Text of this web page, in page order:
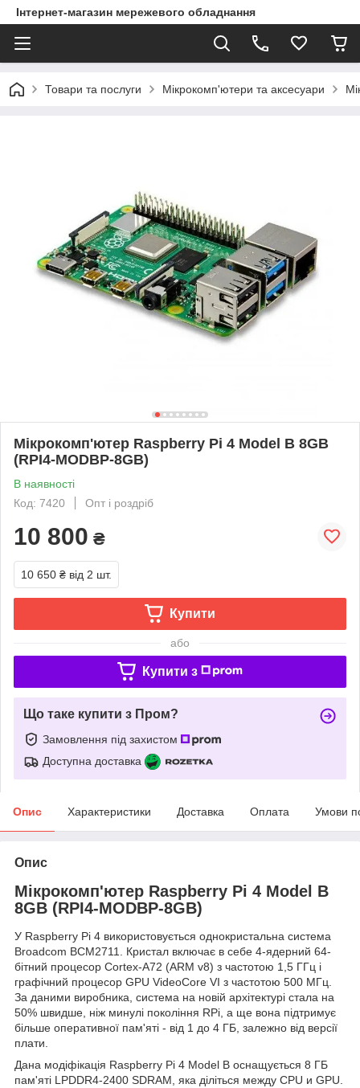
Інтернет-магазин мережевого обладнання
Товари та послуги Мікрокомп'ютери та аксесуари
Мікрокомп'ютер Raspberry Pi 4 Model B 8GB
(RPI4-MODBP-8GB)
В наявності
Код: 7420
Опт і роздріб
10 800 ₴
10 650 ₴ від 2 шт.
Купити
або
Купити з
Що таке купити з Пром?
Замовлення під захистом
Доступна доставка
Опис Характеристики Доставка Оплата Умови
Опис
Мікрокомп'ютер Raspberry Pi 4 Model B
8GB (RPI4-MODBP-8GB)
У Raspberry Pi 4 використовується однокристальна система
Broadcom BCM2711. Кристал включає в себе 4-ядерний 64-
бітний процесор Cortex-A72 (ARM v8) з частотою 1,5 ГГц і
графічний процесор GPU VideoCore VI з частотою 500 МГц.
За даними виробника, система на новій архітектурі стала на
50% швидше, ніж минулі покоління RPi, а ще вона підтримує
більше оперативної пам'яті - від 1 до 4 ГБ, залежно від версії
плати.
Дана модіфікація Raspberry Pi 4 Model B оснащується 8 ГБ
пам'яті LPDDR4-2400 SDRAM, яка діліться между CPU и GPU.